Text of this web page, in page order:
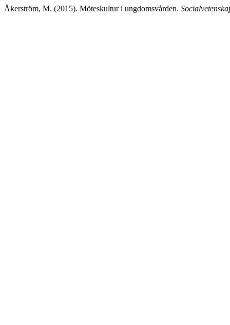
Åkerström, M. (2015). Möteskultur i ungdomsvården.